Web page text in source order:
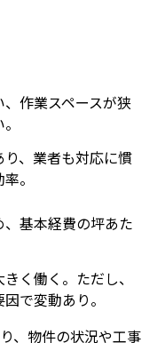
作業スペースが狭
、業者も対応に慣
。
基本経費の坪あた
く働く。ただし、
で変動あり。
、物件の状況や工事